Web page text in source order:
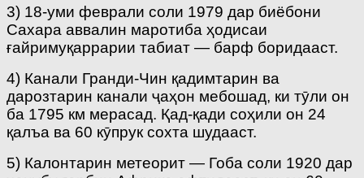
3) 18-уми феврали соли 1979 дар биёбони
Сахара аввалин маротиба ҳодисаи
ғайримуқаррарии табиат — барф боридааст.
4) Канали Гранди-Чин қадимтарин ва
дарозтарин канали ҷаҳон мебошад, ки тӯли он
ба 1795 км мерасад. Қад-қади соҳили он 24
қалъа ва 60 кӯпрук сохта шудааст.
5) Калонтарин метеорит — Гоба соли 1920 дар